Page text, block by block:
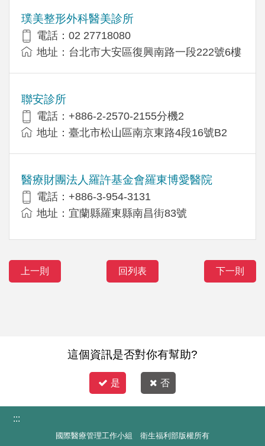
璞美整形外科醫美診所
電話：02 27718080
地址：台北市大安區復興南路一段222號6樓
聯安診所
電話：+886-2-2570-2155分機2
地址：臺北市松山區南京東路4段16號B2
醫療財團法人羅許基金會羅東博愛醫院
電話：+886-3-954-3131
地址：宜蘭縣羅東縣南昌街83號
上一則 回列表 下一則
這個資訊是否對你有幫助?
是 否
:::
國際醫療管理工作小組 衛生福利部版權所有